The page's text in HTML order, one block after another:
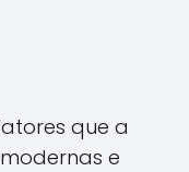
que a
e